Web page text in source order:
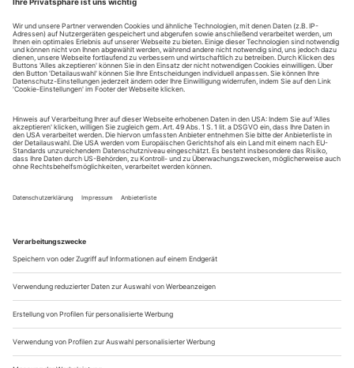
Auch die Tiroler Festspiele in Erl haben in diesem Jahr mit
«Tannhäuser» eröffnet – selbstbewusster Fingerzeig Richtung
Bayreuth? Vielleicht nur Koinzidenz ohne Hintergedanken,
trotzdem eine verblüffende Parallele. Natürlich hinkt der
Passionsspielhaus in Erl schon von der Klangarchitektur ein
kompletter...
Karlsruhe | Rihm: Eine Straße, Lucile von Einem: Dantons Tod
uraufgeführte Oper «Dantons Tod» war einer der großen
Musiktheatererfolge der unmittelbaren Nachkriegszeit. Dabei
war es weniger die politische Stoßrichtung von Büchners
Revolutionsdrama über die Jakobinerdiktatur als die erhoffte
Bühnenwirksamkeit, die Einem und seinen Librettisten Boris
Blacher zu dem Sujet...